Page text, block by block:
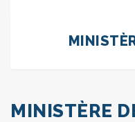
MINISTÈRE